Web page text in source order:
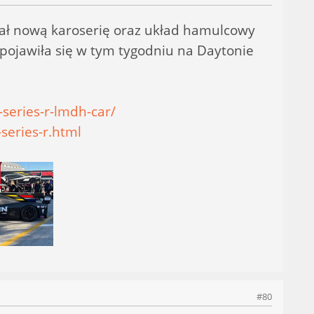
nową karoserię oraz układ hamulcowy
się w tym tygodniu na Daytonie
r-lmdh-car/
r.html
#80